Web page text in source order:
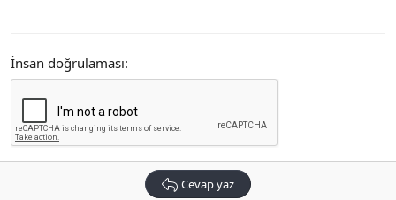
İnsan doğrulaması
Cevap yaz